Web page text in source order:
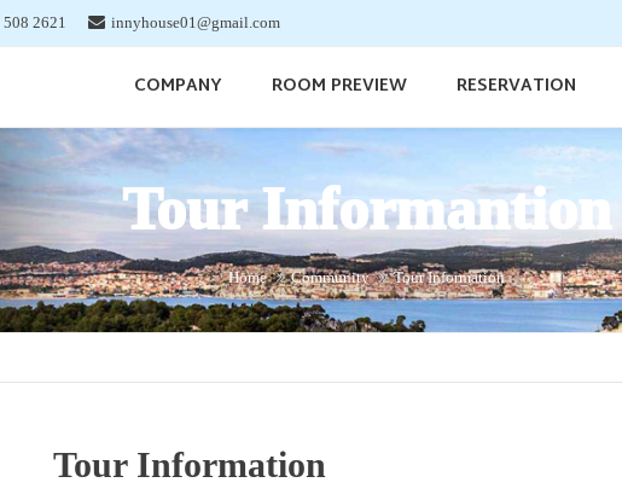
2621 innyhouse01@gmail.com
COMPANY ROOM PREVIEW RESERVATION
Tour Informantion
Home Community Tour Information
Tour Information